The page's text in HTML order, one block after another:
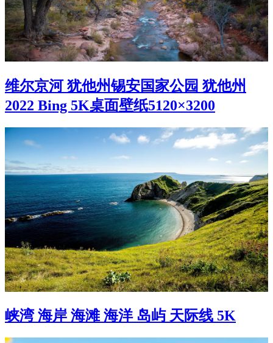
维尔京河 犹他州锡安国家公园 犹他州
2022 Bing 5K桌面壁纸5120×3200
峡湾 海岸 海滩 海洋 岛屿 天际线 5K